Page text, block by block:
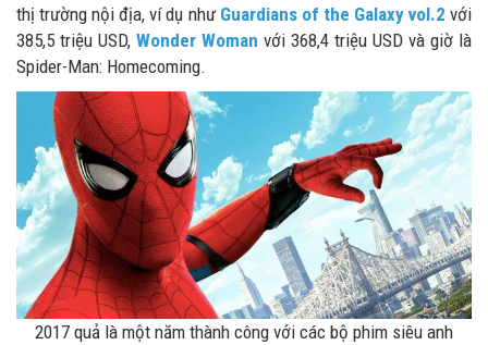
thị trường nội địa, ví dụ như Guardians of the Galaxy vol.2 với
385,5 triệu USD, Wonder Woman với 368,4 triệu USD và giờ là
Spider-Man: Homecoming.
2017 quả là một năm thành công với các bộ phim siêu anh